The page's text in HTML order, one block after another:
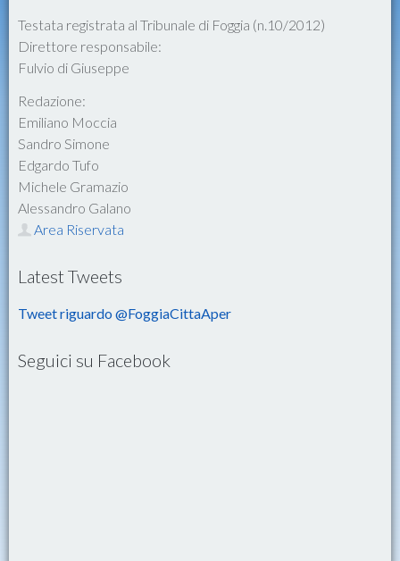
Testata registrata al Tribunale di Foggia (n.10/2012)
Direttore responsabile:
Fulvio di Giuseppe
Redazione:
Emiliano Moccia
Sandro Simone
Edgardo Tufo
Michele Gramazio
Alessandro Galano
Area Riservata
Latest Tweets
Tweet riguardo @FoggiaCittaAper
Seguici su Facebook